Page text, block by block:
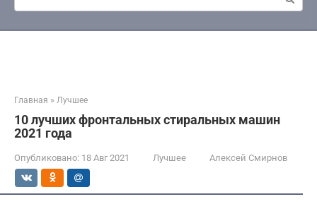
Главная » Лучшее
10 лучших фронтальных стиральных машин
2021 года
Опубликовано: 18 Авг 2021 Лучшее Алексей Смирнов